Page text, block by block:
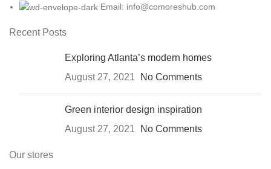
Email: info@comoreshub.com
Recent Posts
Exploring Atlanta’s modern homes
August 27, 2021
No Comments
Green interior design inspiration
August 27, 2021
No Comments
Our stores